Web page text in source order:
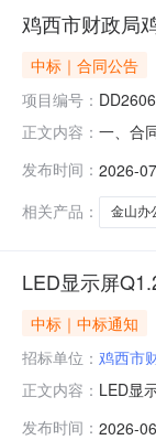
鸡西市财政局
中标｜合同公告
项目编号：
正文内容： 一、合
材经销
发布时间： 2026-
相关产品：
金山办
LED显示屏
中标｜中标通知
招标单位： 鸡西市
正文内容： LED显
发布时间： 2026-